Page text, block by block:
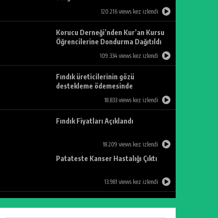
120.216 views kez izlendi
Korucu Derneği’nden Kur’an Kursu
Öğrencilerine Dondurma Dağıtıldı
109.334 views kez izlendi
Fındık üreticilerinin gözü
destekleme ödemesinde
18.833 views kez izlendi
Fındık Fiyatları Açıklandı
18.209 views kez izlendi
Patateste Kanser Hastalığı Çıktı
13.981 views kez izlendi